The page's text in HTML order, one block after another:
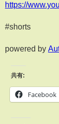
https://
#shorts
powered by
共有:
Facebook